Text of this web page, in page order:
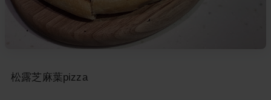
松露芝麻葉pizza